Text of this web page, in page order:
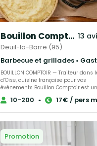
Bouillon Comptoir 13
Deuil-la-Barre (95)
BOUILLON COMPTOIR — Traiteur dans
d’Oise, cuisine française pour vos
événements Bouillon Comptoir est un
traiteur maison, spécialisé dans les
événements privés et professionnels.
livrés directement sur votre lieu de
réception dans le Val-d’Oise et en
France. Chez Bouillon Comptoir, on cuisine
10-200 • 17€ / pers
Promotion